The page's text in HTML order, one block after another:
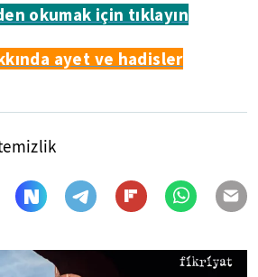
okumak için tıklayın
ayet ve hadisler